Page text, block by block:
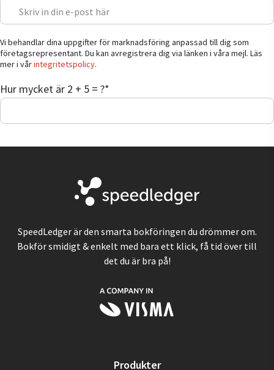
Vi behandlar dina uppgifter för marknadsföring anpassad till dig som
företagsrepresentant. Du kan avregistrera dig via länken i våra mejl. Läs
mer i vårintegritetspolicy.
Hur mycket är 2 + 5 = ?*
SpeedLedger är den smarta bokföringen du drömmer om.
Bokför smidigt & enkelt med bara ett klick, få tid över till
det du är bra på!
Produkter